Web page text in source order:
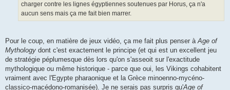
charger contre les lignes égyptiennes soutenues par Horus, ça n'a
aucun sens mais ça me fait bien marrer.
Pour le coup, en matière de jeux vidéo, ça me fait plus penser àAge of
Mythology dont c'est exactement le principe (et qui est un excellent jeu
de stratégie péplumesque dès lors qu'on s'asseoit sur l'exactitude
mythologique ou même historique - parce que oui, les Vikings cohabitent
vraiment avec l'Egypte pharaonique et la Grèce minoenno-mycéno-
classico-macédono-romanisée). Je ne serais pas surpris qu'Age of